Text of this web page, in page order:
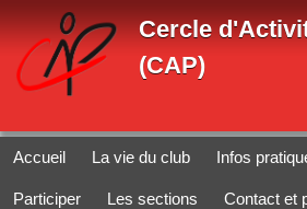
Cercle
(CAP)
Accueil La vie du club Infos
Participer Les sections Contact et
Panneau de gestion des cookies